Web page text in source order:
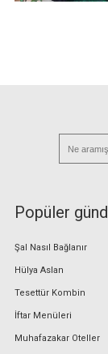
Popüler
Şal Nasıl Bağlanır
Hülya Aslan
Tesettür Kombin
İftar Menüleri
Muhafazakar Oteller